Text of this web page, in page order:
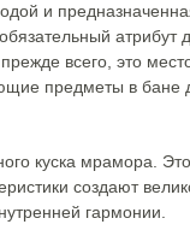
и
атрибут
всего, это
предметы в
куска мрамора.
создают
гармонии.